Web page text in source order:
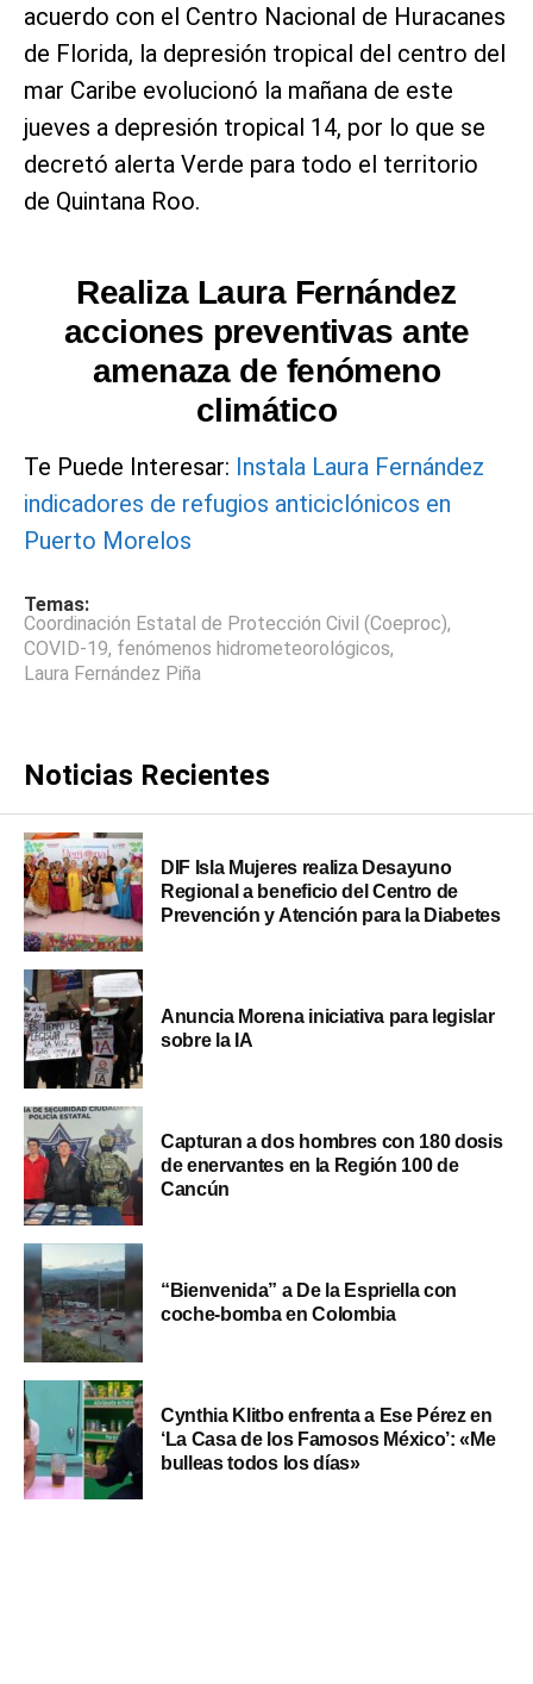
acuerdo con el Centro Nacional de Huracanes
de Florida, la depresión tropical del centro del
mar Caribe evolucionó la mañana de este
jueves a depresión tropical 14, por lo que se
decretó alerta Verde para todo el territorio
de Quintana Roo.
Realiza Laura Fernández
acciones preventivas ante
amenaza de fenómeno
climático
Te Puede Interesar: Instala Laura Fernández
indicadores de refugios anticiclónicos en
Puerto Morelos
Temas:
Coordinación Estatal de Protección Civil (Coeproc),
COVID-19, fenómenos hidrometeorológicos,
Laura Fernández Piña
Noticias Recientes
DIF Isla Mujeres realiza Desayuno
Regional a beneficio del Centro de
Prevención y Atención para la Diabetes
Anuncia Morena iniciativa para legislar
sobre la IA
Capturan a dos hombres con 180 dosis
de enervantes en la Región 100 de
Cancún
“Bienvenida” a De la Espriella con
coche-bomba en Colombia
Cynthia Klitbo enfrenta a Ese Pérez en
‘La Casa de los Famosos México’: «Me
bulleas todos los días»